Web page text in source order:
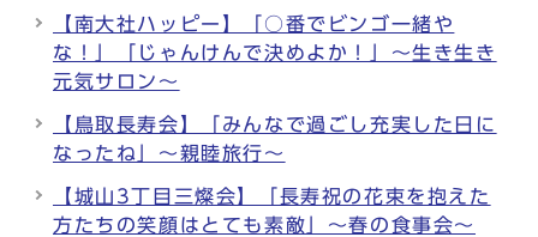
【南大社ハッピー】「○番でビンゴ一緒や
な！」「じゃんけんで決めよか！」～生き生き
元気サロン～
【鳥取長寿会】「みんなで過ごし充実した日に
なったね」～親睦旅行～
【城山3丁目三燦会】「長寿祝の花束を抱えた
方たちの笑顔はとても素敵」～春の食事会～